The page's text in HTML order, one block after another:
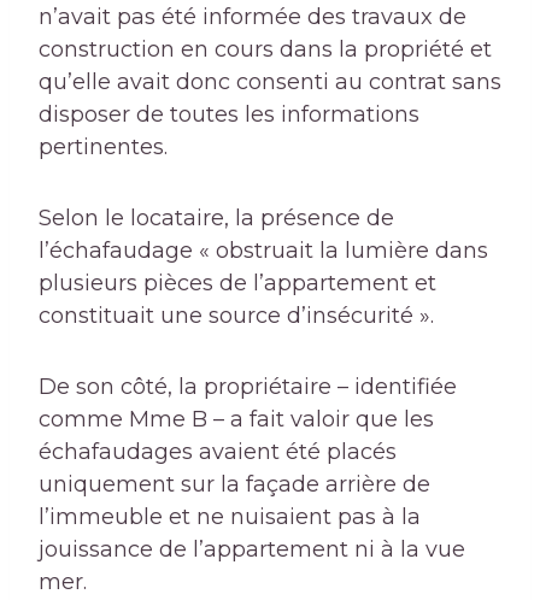
n’avait pas été informée des travaux de
construction en cours dans la propriété et
qu’elle avait donc consenti au contrat sans
disposer de toutes les informations
pertinentes.
Selon le locataire, la présence de
l’échafaudage « obstruait la lumière dans
plusieurs pièces de l’appartement et
constituait une source d’insécurité ».
De son côté, la propriétaire – identifiée
comme Mme B – a fait valoir que les
échafaudages avaient été placés
uniquement sur la façade arrière de
l’immeuble et ne nuisaient pas à la
jouissance de l’appartement ni à la vue
mer.